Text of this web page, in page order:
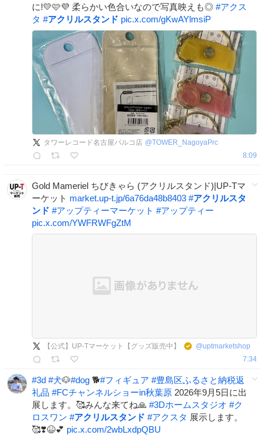
に!💛🩷💜 柔らかい色合いなので写真映えも◎ #アクス
タ #アクリルスタンド pic.x.com/gKwAYlmsiP
タワーレコード名古屋パルコ店 @TOWER_NagoyaPrc
8:09
Gold Mameriel ちびきゃら (アクリルスタンド)|UP-Tマ
ーケット market.up-t.jp/6a76da48b8403 #アクリルスタ
ンド #アップティーマーケット #アップティー
pic.x.com/YWFRWFgZtM
【公式】UP-Tマーケット【グッズ販売中】 @uptmarketshop
7:34
#3d #犬🐶#dog 🐕#フィギュア #豊島区ふるさと納税返
礼品 #FCチャンネルショーin秋葉原 2026年9月5日に出
展します。🥰みんな来てね🙏 #3Dホームスタジオ #ク
ロスワン #アクリルスタンド #アクスタ 展示します。
🥰❣️😆💕 pic.x.com/2wbLxdpQBU